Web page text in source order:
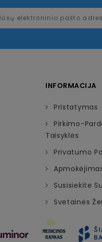
INFORMACIJA
Pristatymas
Pirkimo-
Taisyklės
Privatumo
Susisiekite
Svetainės